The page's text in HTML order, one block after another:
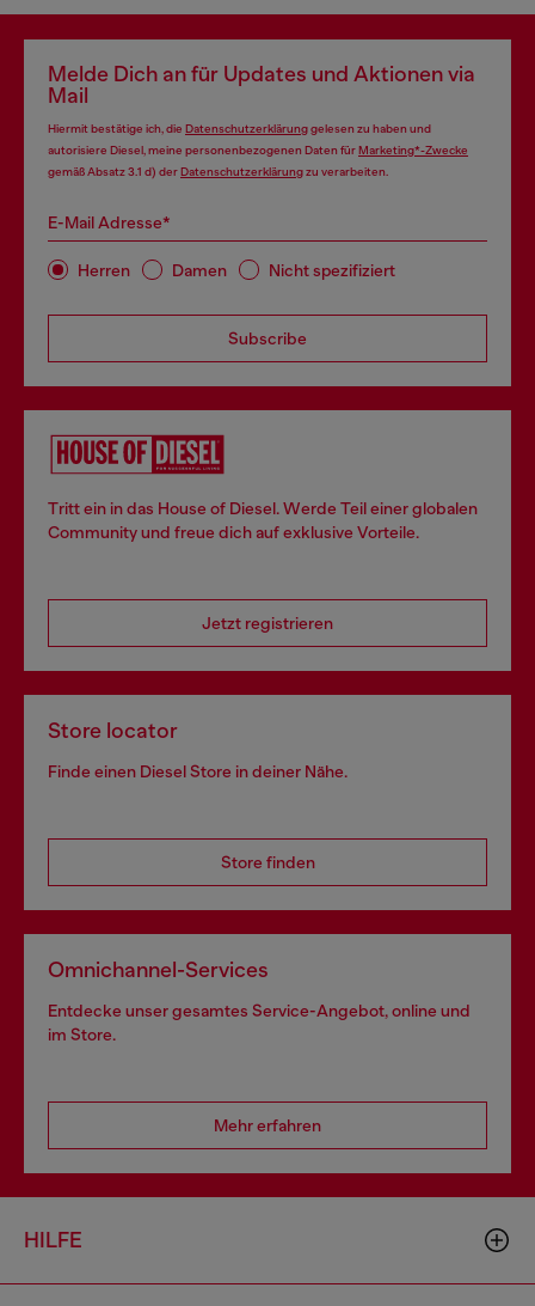
Melde Dich an für Updates und Aktionen via
Mail
Hiermit bestätige ich, die Datenschutzerklärunggelesen zu haben und
autorisiere Diesel, meine personenbezogenen Daten fürMarketing*-Zwecke
gemäß Absatz 3.1 d) derDatenschutzerklärungzu verarbeiten.
E-Mail Adresse*
Herren Damen Nicht spezifiziert
Subscribe
Tritt ein in das House of Diesel. Werde Teil einer globalen
Community und freue dich auf exklusive Vorteile.
Jetzt registrieren
Store locator
Finde einen Diesel Store in deiner Nähe.
Store finden
Omnichannel-Services
Entdecke unser gesamtes Service-Angebot, online und
im Store.
Mehr erfahren
HILFE